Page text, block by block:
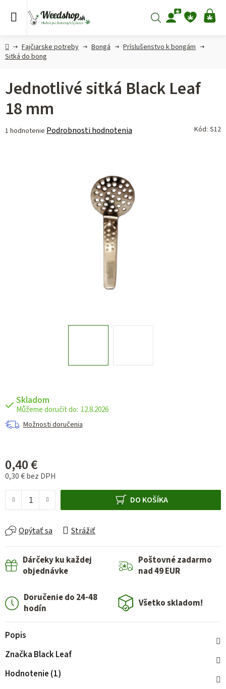
Hľadať
DomovFajčiarske potreby Bongá
Príslušenstvo k bongám
Sitká do bong
Skladom
12.8.2026
Možnosti doručenia
0,40 €
0,30 € bez DPH
DO KOŠÍKA
Opýtať sa Strážiť
Jednotlivé sitká Black Leaf
18 mm
Priemerné
1 hodnotenie Podrobnosti hodnotenia Kód: S12
Dárčeky ku každej
objednávke
Poštovné zadarmo
nad 49 EUR
Doručenie do 24-48
hodín
Všetko skladom!
Popis
Značka Black Leaf
Hodnotenie (1)